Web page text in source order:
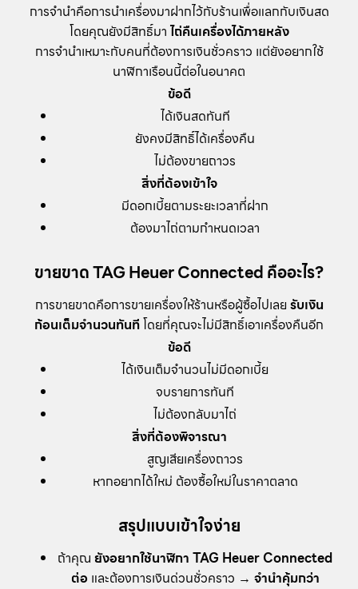
การจำนำคือการนำเครื่องมาฝากไว้กับร้านเพื่อแลกกับเงินสด
โดยคุณยังมีสิทธิ์มา ไถ่คืนเครื่องได้ภายหลัง
การจำนำเหมาะกับคนที่ต้องการเงินชั่วคราว แต่ยังอยากใช้
นาฬิกาเรือนนี้ต่อในอนาคต
ข้อดี
ได้เงินสดทันที
ยังคงมีสิทธิ์ได้เครื่องคืน
ไม่ต้องขายถาวร
สิ่งที่ต้องเข้าใจ
มีดอกเบี้ยตามระยะเวลาที่ฝาก
ต้องมาไถ่ตามกำหนดเวลา
ขายขาด TAG Heuer Connected คืออะไร?
การขายขาดคือการขายเครื่องให้ร้านหรือผู้ซื้อไปเลย รับเงิน
ก้อนเต็มจำนวนทันทีโดยที่คุณจะไม่มีสิทธิ์เอาเครื่องคืนอีก
ข้อดี
ได้เงินเต็มจำนวนไม่มีดอกเบี้ย
จบรายการทันที
ไม่ต้องกลับมาไถ่
สิ่งที่ต้องพิจารณา
สูญเสียเครื่องถาวร
หากอยากได้ใหม่ ต้องซื้อใหม่ในราคาตลาด
สรุปแบบเข้าใจง่าย
ถ้าคุณ ยังอยากใช้นาฬิกา TAG Heuer Connected
ต่อ และต้องการเงินด่วนชั่วคราว → จำนำคุ้มกว่า